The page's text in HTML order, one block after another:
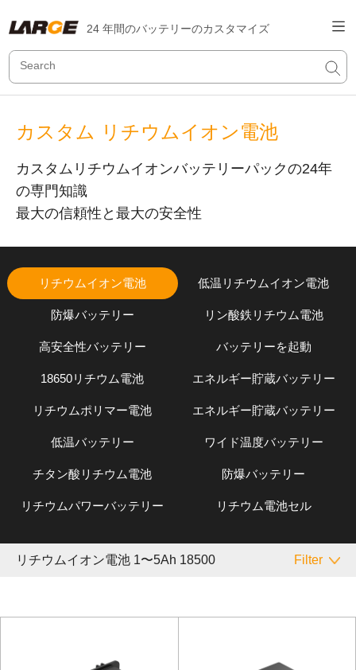
24 年間のバッテリーのカスタマイズ
カスタム リチウムイオン電池
カスタムリチウムイオンバッテリーパックの24年
の専門知識
最大の信頼性と最大の安全性
リチウムイオン電池 低温リチウムイオン電池
防爆バッテリー リン酸鉄リチウム電池
高安全性バッテリー バッテリーを起動
18650リチウム電池 エネルギー貯蔵バッテリー
リチウムポリマー電池 エネルギー貯蔵バッテリー
低温バッテリー ワイド温度バッテリー
チタン酸リチウム電池 防爆バッテリー
リチウムパワーバッテリー リチウム電池セル
リチウムイオン電池 1〜5Ah 18500 Filter